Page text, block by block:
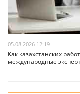
05.08.2026 12:19
Как казахстанских
международные